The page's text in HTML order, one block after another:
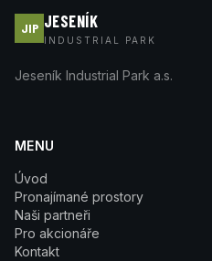
JIP JESENÍK
INDUSTRIAL PARK
Jeseník Industrial Park a.s.
MENU
Úvod
Pronajímané prostory
Naši partneři
Pro akcionáře
Kontakt